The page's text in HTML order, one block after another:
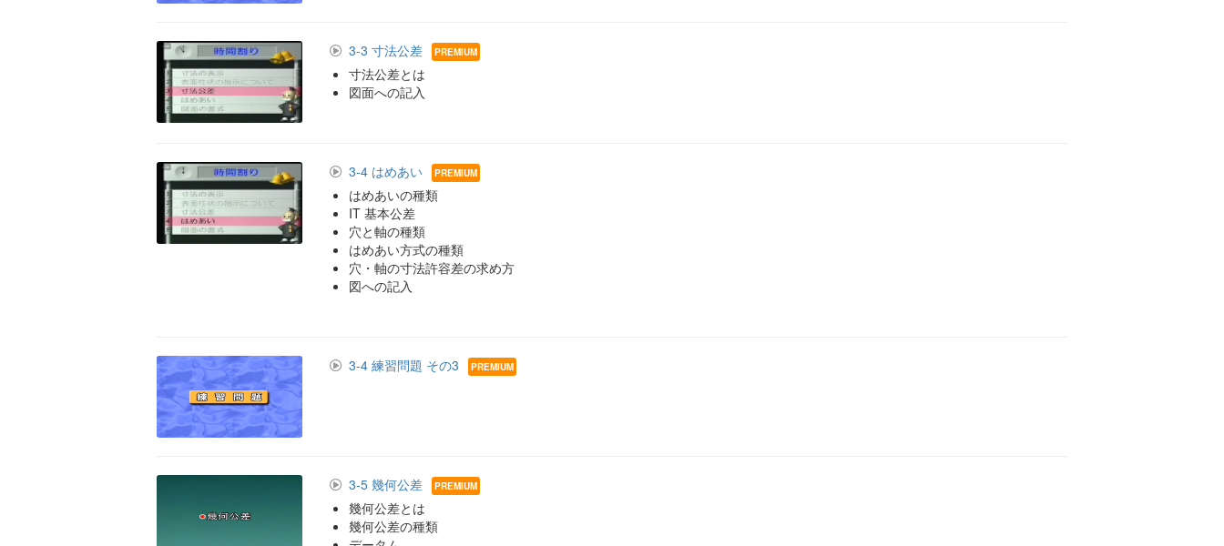
寸法公差とは
図面への記入
3-3 寸法公差
はめあいの種類
IT 基本公差
穴と軸の種類
はめあい方式の種類
穴・軸の寸法許容差の求め方
図への記入
3-4 はめあい
3-4 練習問題 その3
幾何公差とは
幾何公差の種類
3-5 幾何公差